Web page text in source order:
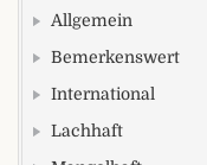
Allgemein
Bemerkenswert
International
Lachhaft